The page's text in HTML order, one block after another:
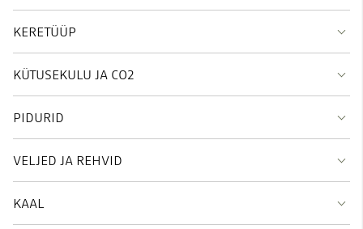
KERETÜÜP
KÜTUSEKULU JA CO2
PIDURID
VELJED JA REHVID
KAAL